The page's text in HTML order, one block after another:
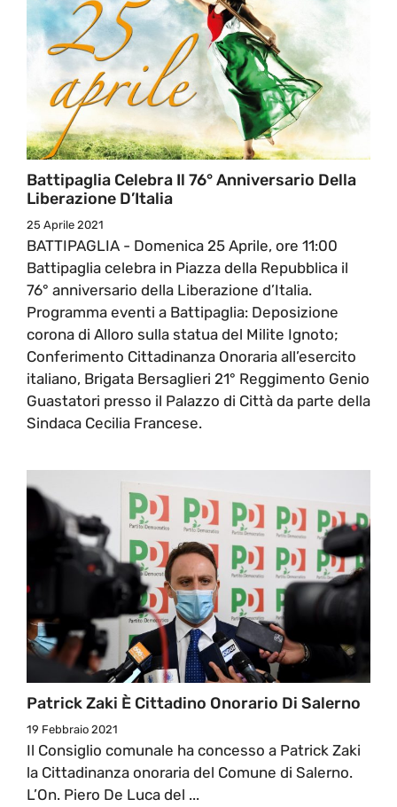
Battipaglia Celebra Il 76° Anniversario Della
Liberazione D’Italia
25 Aprile 2021
BATTIPAGLIA - Domenica 25 Aprile, ore 11:00
Battipaglia celebra in Piazza della Repubblica il
76° anniversario della Liberazione d’Italia.
Programma eventi a Battipaglia: Deposizione
corona di Alloro sulla statua del Milite Ignoto;
Conferimento Cittadinanza Onoraria all’esercito
italiano, Brigata Bersaglieri 21° Reggimento Genio
Guastatori presso il Palazzo di Città da parte della
Sindaca Cecilia Francese.
Patrick Zaki È Cittadino Onorario Di Salerno
19 Febbraio 2021
Il Consiglio comunale ha concesso a Patrick Zaki
la Cittadinanza onoraria del Comune di Salerno.
L’On. Piero De Luca del ...